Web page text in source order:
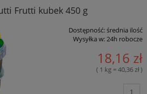
Frutti kubek 450 g
Dostępność:średnia ilość
Wysyłka w:24h robocze
18,16 zł
( 1 kg = 40,36 zł )